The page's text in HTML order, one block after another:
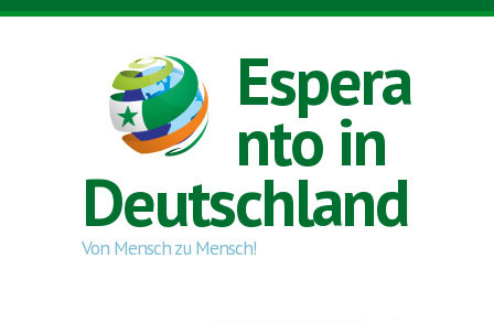
Direkt zum Inhalt
Espera
nto in
Deutschland
Von Mensch zu Mensch!